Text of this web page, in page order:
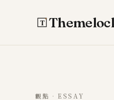
觀點 · ESSAY